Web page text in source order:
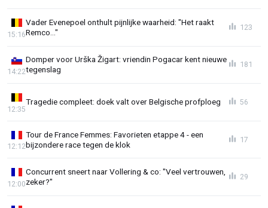
Vader Evenepoel onthult pijnlijke waarheid: "Het raakt
Remco..."
15:16
123
Domper voor Urška Žigart: vriendin Pogacar kent nieuwe
tegenslag
14:22
181
Tragedie compleet: doek valt over Belgische profploeg
12:35
56
Tour de France Femmes: Favorieten etappe 4 - een
bijzondere race tegen de klok
12:12
17
Concurrent sneert naar Vollering & co: "Veel vertrouwen,
zeker?"
12:00
29